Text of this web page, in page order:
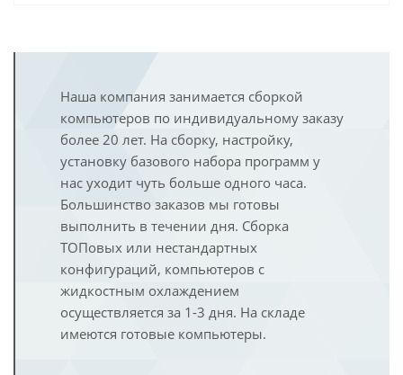
Наша компания занимается сборкой
компьютеров по индивидуальному заказу
более 20 лет. На сборку, настройку,
установку базового набора программ у
нас уходит чуть больше одного часа.
Большинство заказов мы готовы
выполнить в течении дня. Сборка
ТОПовых или нестандартных
конфигураций, компьютеров с
жидкостным охлаждением
осуществляется за 1-3 дня. На складе
имеются готовые компьютеры.